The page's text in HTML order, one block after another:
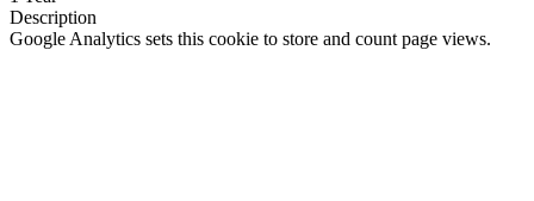
Description
Google Analytics sets this cookie to store and count page views.